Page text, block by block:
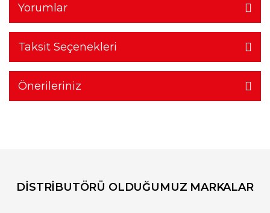
Yorumlar
Taksit Seçenekleri
Önerileriniz
DİSTRİBUTÖRÜ OLDUĞUMUZ MARKALAR